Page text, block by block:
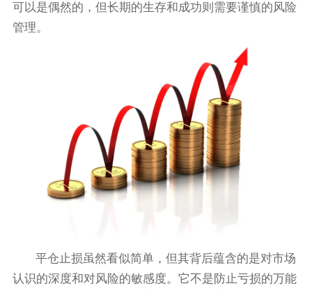
可以是偶然的，但长期的生存和成功则需要谨慎的风险
管理。
平仓止损虽然看似简单，但其背后蕴含的是对市场
认识的深度和对风险的敏感度。它不是防止亏损的万能